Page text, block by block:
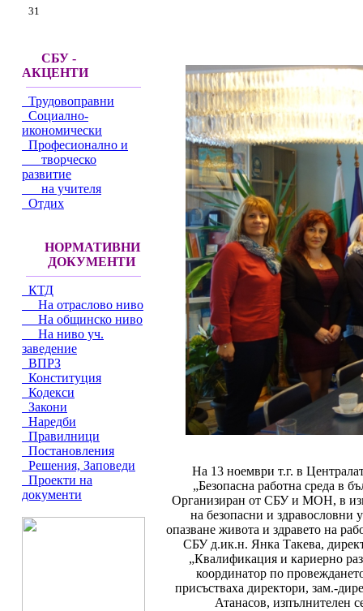
31
СБУ -
АКЦЕНТИ
Трудовоправни
Социално-
икономически
Професионално и
творческо
развитие
на учителя
Отдих
НОРМАТИВНИ
ДОКУМЕНТИ
КТД
На отраслово ниво
На общинско ниво
На ниво уч.
заведение
ВПРЗ
Конституция
Кодекси
Закони
Наредби
Правилници
Постановления
Решения, Заповеди
Проекти на
документи
На 13 ноември т.г. в
„Безопасна работна среда в
Организиран от СБУ и МОН, в
на безопасни и здравословни
опазване живота и здравето на
СБУ д.ик.н. Янка Такева,
„Квалификация и кариерно
координатор по
присъстваха директори, зам.-
Атанасов, изпълнителен